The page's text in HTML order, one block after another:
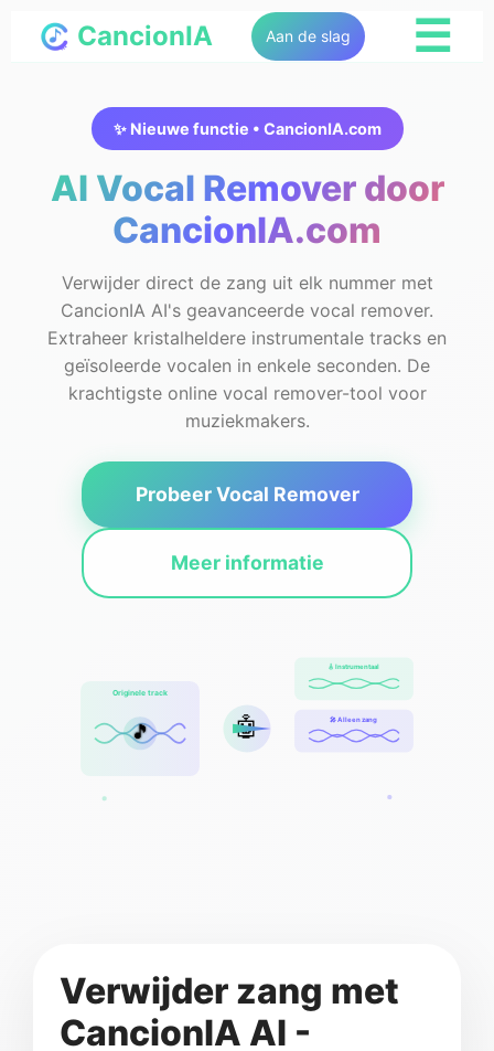
CancionIA Aan de slag ☰
✨ Nieuwe functie • CancionIA.com
AI Vocal Remover door
CancionIA.com
Verwijder direct de zang uit elk nummer met
CancionIA AI's geavanceerde vocal remover.
Extraheer kristalheldere instrumentale tracks en
geïsoleerde vocalen in enkele seconden. De
krachtigste online vocal remover-tool voor
muziekmakers.
Probeer Vocal Remover
Meer informatie
Originele track
🎵 🤖
🎸 Instrumentaal
🎤 Alleen zang
Verwijder zang met
CancionIA AI -